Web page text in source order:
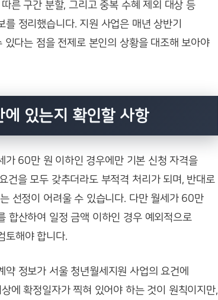
른 구간 분할, 그리고 중복 수혜 제외 대상 등
정리했습니다. 지원 사업은 매년 상반기
다는 점을 전제로 본인의 상황을 대조해 보아야
있는지 확인할 사항
60만 원 이하인 경우에만 기본 신청 자격을
건을 모두 갖추더라도 부적격 처리가 되며, 반대로
선정이 어려울 수 있습니다. 다만 월세가 60만
합산하여 일정 금액 이하인 경우 예외적으로
토해야 합니다.
약 정보가 서울 청년월세지원 사업의 요건에
에 확정일자가 찍혀 있어야 하는 것이 원칙이지만,